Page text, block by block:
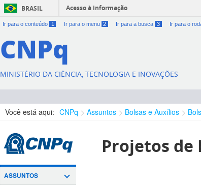
BRASIL Acesso à informação
Ir para o conteúdo 1 Ir para o menu 2 Ir para a busca 3 Ir para o
CNPq
MINISTÉRIO DA CIÊNCIA, TECNOLOGIA E INOVAÇÕES
Você está aqui: CNPq Assuntos Bolsas e Auxílios
ASSUNTOS
Projetos de